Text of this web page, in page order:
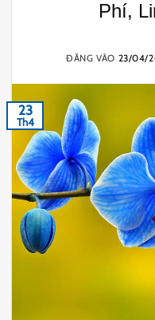
Phí,
ĐĂNG VÀO 23/04/
23
Th4